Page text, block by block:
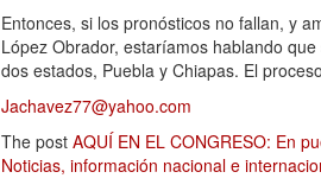
Entonces, si los pronósticos no fallan, y
López Obrador, estaríamos hablando
dos estados, Puebla y Chiapas. El
Jachavez77@yahoo.com
The post AQUÍ EN EL CONGRESO: En
Noticias, información nacional e